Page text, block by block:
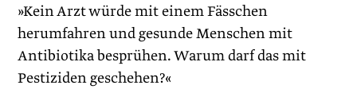
»Kein Arzt würde mit einem Fässchen
herumfahren und gesunde Menschen mit
Antibiotika besprühen. Warum darf das mit
Pestiziden geschehen?«